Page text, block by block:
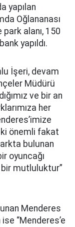
yapılan
Oğlananası
alanı, 150
yapıldı.
İşeri, devam
Müdürü
ve bir an
her
ki önemli fakat
bulunan
oyuncağı
mutluluktur”
Menderes
“Menderes’e